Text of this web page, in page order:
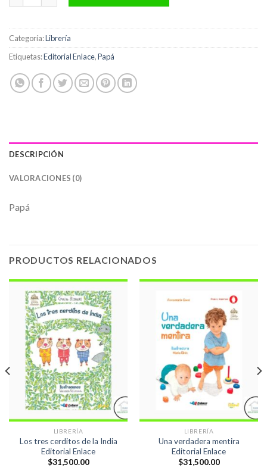
Categoría:Librería
Etiquetas:Editorial Enlace,Papá
DESCRIPCIÓN
VALORACIONES (0)
Papá
PRODUCTOS RELACIONADOS
LIBRERÍA
Los tres cerditos de la India
Editorial Enlace
$31,500.00
LIBRERÍA
Una verdadera mentira
Editorial Enlace
$31,500.00